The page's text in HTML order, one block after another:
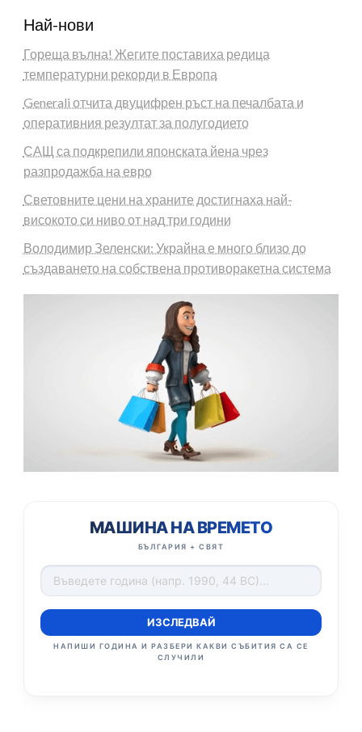
Най-нови
Гореща вълна! Жегите поставиха редица
температурни рекорди в Европа
Generali отчита двуцифрен ръст на печалбата и
оперативния резултат за полугодието
САЩ са подкрепили японската йена чрез
разпродажба на евро
Световните цени на храните достигнаха най-
високото си ниво от над три години
Володимир Зеленски: Украйна е много близо до
създаването на собствена противоракетна система
МАШИНА НА ВРЕМЕТО
БЪЛГАРИЯ + СВЯТ
ИЗСЛЕДВАЙ
НАПИШИ ГОДИНА И РАЗБЕРИ КАКВИ СЪБИТИЯ СА СЕ
СЛУЧИЛИ